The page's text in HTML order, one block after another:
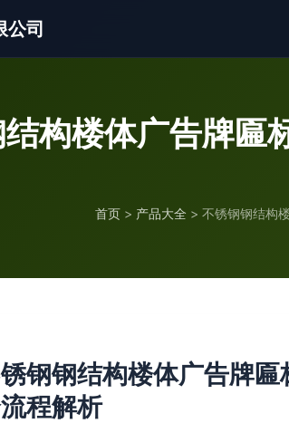
公司
构楼体广告牌匾
首页 > 产品大全 > 不锈钢钢结构
钢钢结构楼体广告牌
程解析